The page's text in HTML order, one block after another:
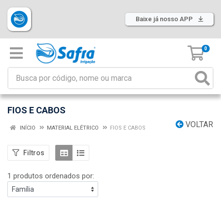
Baixe já nosso APP
0
FIOS E CABOS
VOLTAR
INÍCIO MATERIAL ELÉTRICO FIOS E CABOS
Filtros
1 produtos ordenados por: